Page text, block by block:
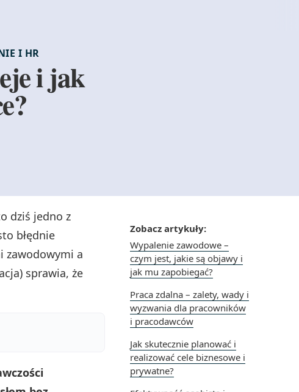
I HR
i jak
Zobacz artykuły:
Wypalenie zawodowe –
czym jest, jakie są objawy i
jak mu zapobiegać?
Praca zdalna – zalety, wady i
wyzwania dla pracowników
i pracodawców
Jak skutecznie planować i
realizować cele biznesowe i
prywatne?
dziś jedno z
błędnie
zawodowymi a
sprawia, że